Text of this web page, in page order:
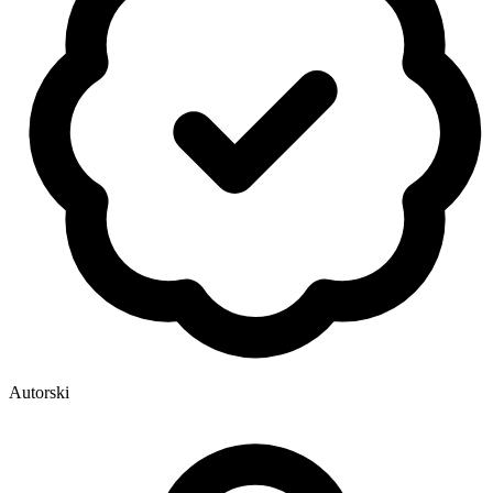
Autorski